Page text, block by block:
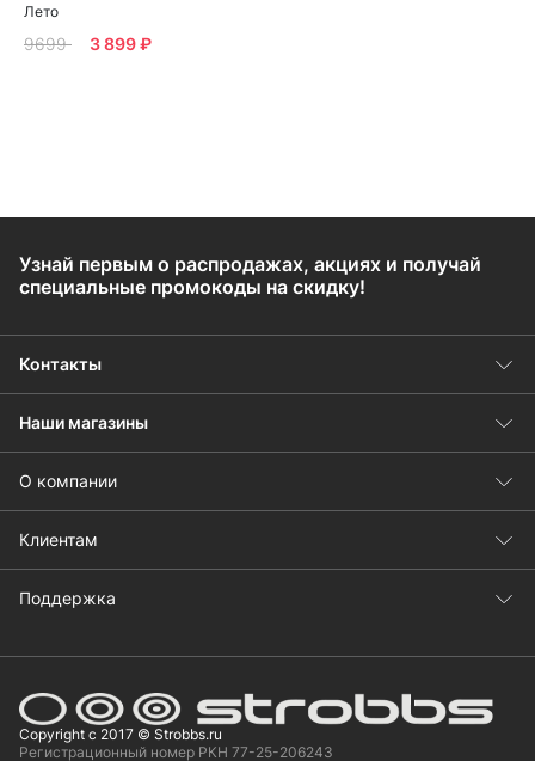
Лето
9699 3 899 ₽
Узнай первым о распродажах, акциях и получай
специальные промокоды на скидку!
Контакты
Наши магазины
О компании
Клиентам
Поддержка
Copyright с 2017 © Strobbs.ru
Регистрационный номер РКН 77-25-206243